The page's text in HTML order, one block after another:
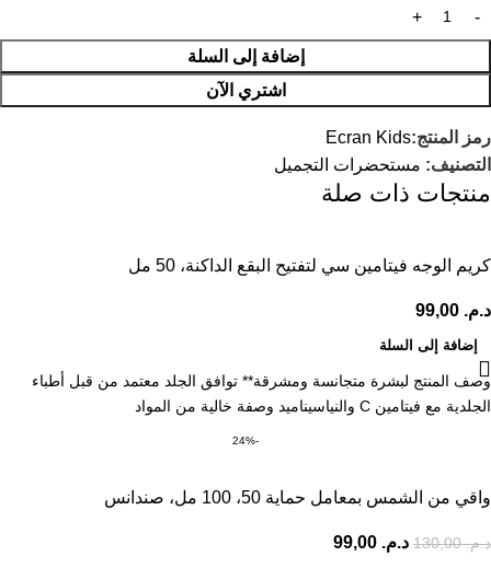
إضافة إلى السلة
اشتري الآن
رمز المنتج:Ecran Kids
التصنيف: مستحضرات التجميل
منتجات ذات صلة
كريم الوجه فيتامين سي لتفتيح البقع الداكنة، 50 مل
د.م.
إضافة إلى السلة
وصف المنتج لبشرة متجانسة ومشرقة** توافق الجلد معتمد من قبل أطباء
الجلدية مع فيتامين C والنياسيناميد وصفة خالية من المواد
-24%
واقي من الشمس بمعامل حماية 50، 100 مل، صندانس
د.م.130,00 د.م.